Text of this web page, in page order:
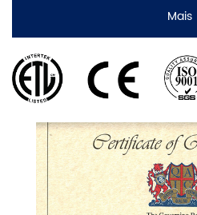
Mais